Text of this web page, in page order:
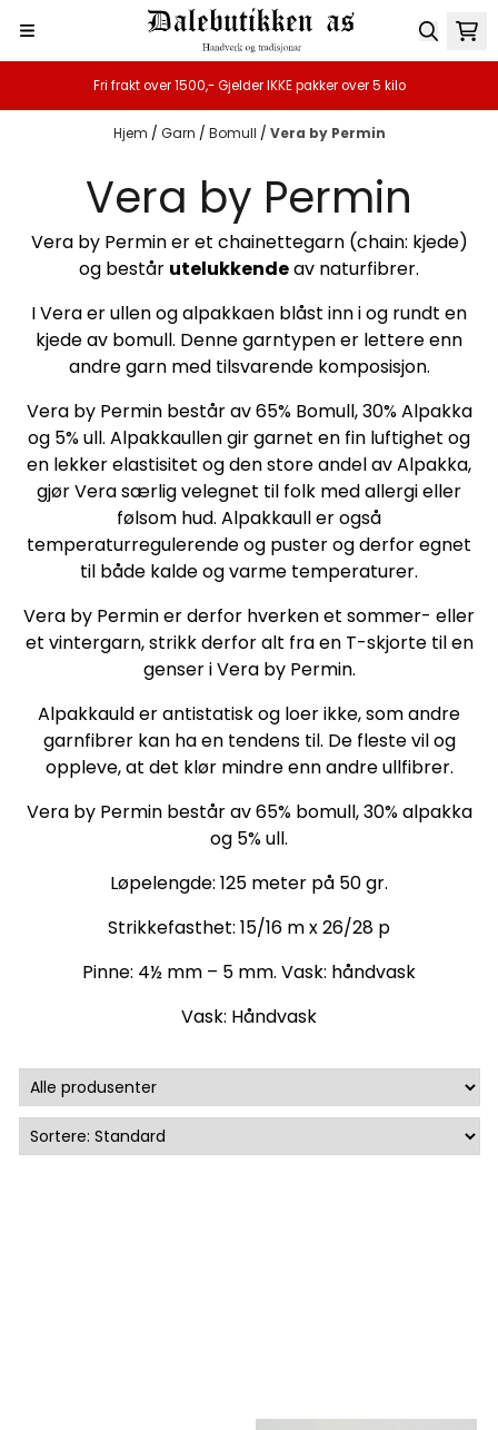
Hopp til innhold
Fri frakt over 1500,- Gjelder IKKE pakker over 5 kilo
Hjem / Garn / Bomull / Vera by Permin
Vera by Permin
Vera by Permin er et chainettegarn (chain: kjede)
og består utelukkendeav naturfibrer.
I Vera er ullen og alpakkaen blåst inn i og rundt en
kjede av bomull. Denne garntypen er lettere enn
andre garn med tilsvarende komposisjon.
Vera by Permin består av 65% Bomull, 30% Alpakka
og 5% ull. Alpakkaullen gir garnet en fin luftighet og
en lekker elastisitet og den store andel av Alpakka,
gjør Vera særlig velegnet til folk med allergi eller
følsom hud. Alpakkaull er også
temperaturregulerende og puster og derfor egnet
til både kalde og varme temperaturer.
Vera by Permin er derfor hverken et sommer- eller
et vintergarn, strikk derfor alt fra en T-skjorte til en
genser i Vera by Permin.
Alpakkauld er antistatisk og loer ikke, som andre
garnfibrer kan ha en tendens til. De fleste vil og
oppleve, at det klør mindre enn andre ullfibrer.
Vera by Permin består av 65% bomull, 30% alpakka
og 5% ull.
Løpelengde: 125 meter på 50 gr.
Strikkefasthet: 15/16 m x 26/28 p
Pinne: 4½ mm – 5 mm. Vask: håndvask
Vask: Håndvask